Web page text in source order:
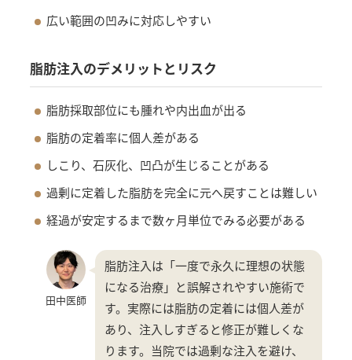
広い範囲の凹みに対応しやすい
脂肪注入のデメリットとリスク
脂肪採取部位にも腫れや内出血が出る
脂肪の定着率に個人差がある
しこり、石灰化、凹凸が生じることがある
過剰に定着した脂肪を完全に元へ戻すことは難しい
経過が安定するまで数ヶ月単位でみる必要がある
田中医師
脂肪注入は「一度で永久に理想の状態
になる治療」と誤解されやすい施術で
す。実際には脂肪の定着には個人差が
あり、注入しすぎると修正が難しくな
ります。当院では過剰な注入を避け、